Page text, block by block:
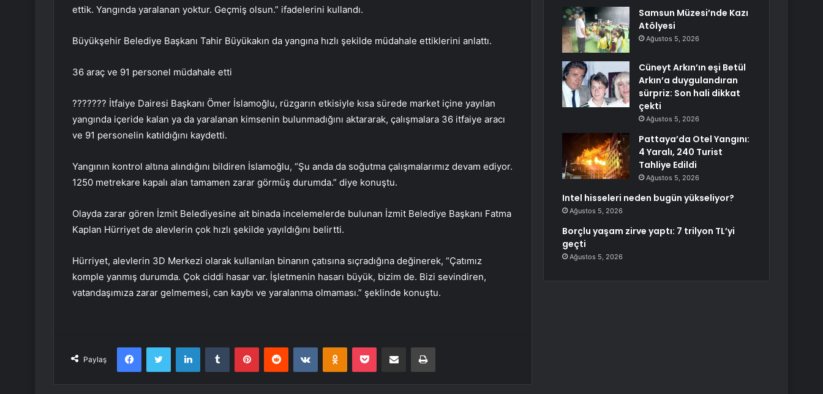
ettik. Yangında yaralanan yoktur. Geçmiş olsun.” ifadelerini kullandı.
Büyükşehir Belediye Başkanı Tahir Büyükakın da yangına hızlı şekilde müdahale ettiklerini anlattı.
36 araç ve 91 personel müdahale etti
??????? İtfaiye Dairesi Başkanı Ömer İslamoğlu, rüzgarın etkisiyle kısa sürede market içine yayılan
yangında içeride kalan ya da yaralanan kimsenin bulunmadığını aktararak, çalışmalara 36 itfaiye aracı
ve 91 personelin katıldığını kaydetti.
Yangının kontrol altına alındığını bildiren İslamoğlu, “Şu anda da soğutma çalışmalarımız devam ediyor.
1250 metrekare kapalı alan tamamen zarar görmüş durumda.” diye konuştu.
Olayda zarar gören İzmit Belediyesine ait binada incelemelerde bulunan İzmit Belediye Başkanı Fatma
Kaplan Hürriyet de alevlerin çok hızlı şekilde yayıldığını belirtti.
Hürriyet, alevlerin 3D Merkezi olarak kullanılan binanın çatısına sıçradığına değinerek, “Çatımız
komple yanmış durumda. Çok ciddi hasar var. İşletmenin hasarı büyük, bizim de. Bizi sevindiren,
vatandaşımıza zarar gelmemesi, can kaybı ve yaralanma olmaması.” şeklinde konuştu.
Paylaş
FacebookTwitter LinkedInTumblr PinterestReddit VKontakteOdnoklassniki
Pocket E-Posta ile paylaş Yazdır
Samsun Müzesi’nde Kazı
Atölyesi
Ağustos 5, 2026
Cüneyt Arkın’ın eşi Betül
Arkın’a duygulandıran
sürpriz: Son hali dikkat
çekti
Ağustos 5, 2026
Pattaya’da Otel Yangını:
4 Yaralı, 240 Turist
Tahliye Edildi
Ağustos 5, 2026
Intel hisseleri neden bugün yükseliyor?
Ağustos 5, 2026
Borçlu yaşam zirve yaptı: 7 trilyon TL’yi
geçti
Ağustos 5, 2026